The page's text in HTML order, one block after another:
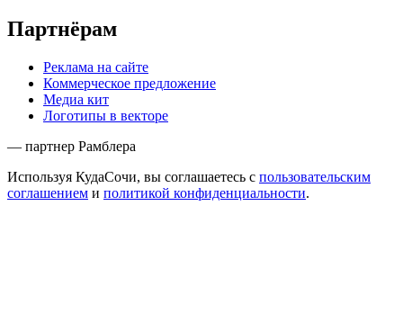
Партнёрам
Реклама на сайте
Коммерческое предложение
Медиа кит
Логотипы в векторе
— партнер Рамблера
Используя КудаСочи, вы соглашаетесь с пользовательским
соглашением и политикой конфиденциальности.